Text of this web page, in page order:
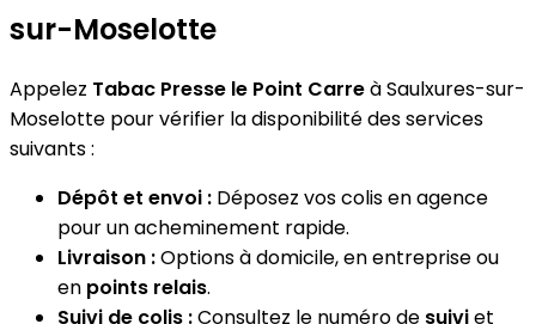
sur-Moselotte
Appelez Tabac Presse le Point Carreà Saulxures-sur-
Moselotte pour vérifier la disponibilité des services
suivants :
Dépôt et envoi : Déposez vos colis en agence
pour un acheminement rapide.
Livraison :Options à domicile, en entreprise ou
en points relais.
Suivi de colis :Consultez le numéro de suiviet